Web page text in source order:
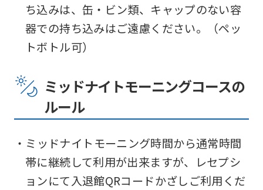
ち込みは、缶・ビン類、キャップのない容
器での持ち込みはご遠慮ください。（ペッ
トボトル可）
ミッドナイトモーニングコースの
ルール
・ミッドナイトモーニング時間から通常時間
帯に継続して利用が出来ますが、レセプシ
ョンにて入退館QRコードかざしご利用くだ